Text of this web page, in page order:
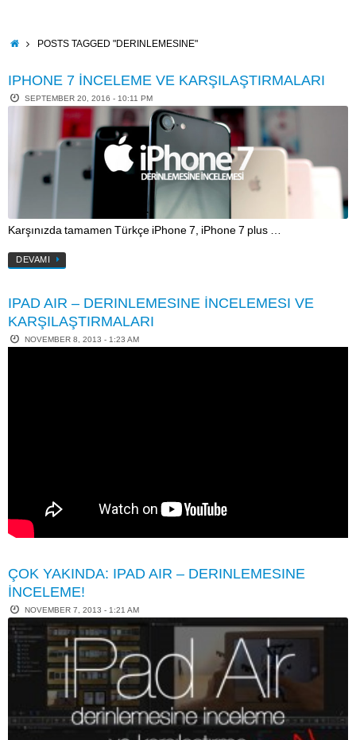
contentHOMEPOSTS TAGGED "DERINLEMESINE"
IPHONE 7 İNCELEME VE KARŞILAŞTIRMALARI
SEPTEMBER 20, 2016 - 10:11 PM
Karşınızda tamamen Türkçe iPhone 7, iPhone 7 plus …
DEVAMI
IPAD AIR – DERINLEMESINE İNCELEMESI VE
KARŞILAŞTIRMALARI
NOVEMBER 8, 2013 - 1:23 AM
ÇOK YAKINDA: IPAD AIR – DERINLEMESINE
İNCELEME!
NOVEMBER 7, 2013 - 1:21 AM